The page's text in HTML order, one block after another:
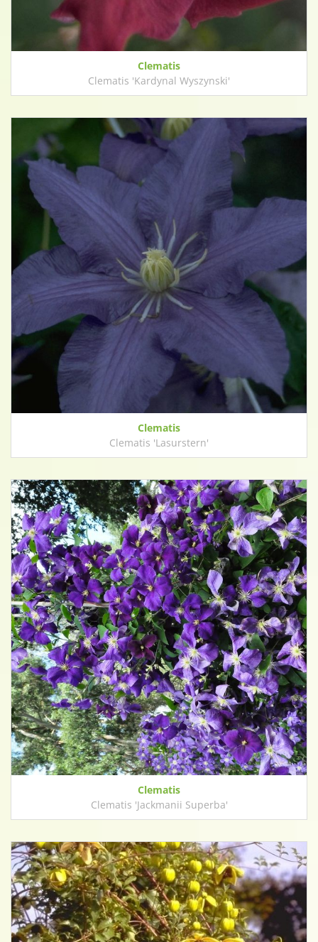
Clematis
Clematis 'Kardynal Wyszynski'
Clematis
Clematis 'Lasurstern'
Clematis
Clematis 'Jackmanii Superba'